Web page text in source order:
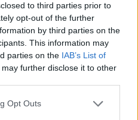
to third parties prior to
opt-out of the further
by third parties on the
This information may
parties on the IAB’s List of
may further disclose it to other
Opt Outs